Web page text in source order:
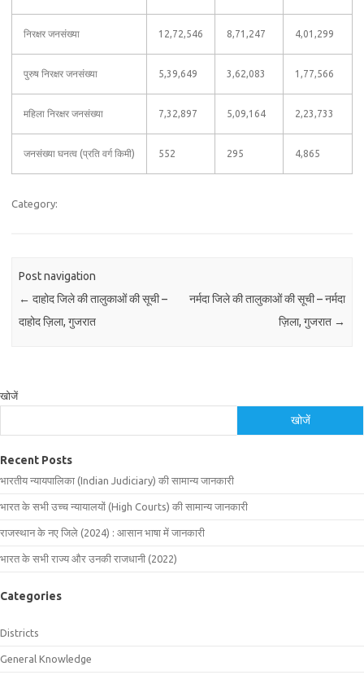
निरक्षर जनसंख्या 12,72,546 8,71,247 4,01,299
पुरुष निरक्षर जनसंख्या 5,39,649 3,62,083 1,77,566
महिला निरक्षर जनसंख्या 7,32,897 5,09,164 2,23,733
जनसंख्या घनत्व (प्रति वर्ग किमी) 552 295 4,865
Category:
Post navigation
← दाहोद जिले की तालुकाओं की सूची –
दाहोद ज़िला, गुजरात
नर्मदा जिले की तालुकाओं की सूची – नर्मदा
ज़िला, गुजरात →
खोजें
खोजें
Recent Posts
भारतीय न्यायपालिका (Indian Judiciary) की सामान्य जानकारी
भारत के सभी उच्च न्यायालयों (High Courts) की सामान्य जानकारी
राजस्थान के नए जिले (2024) : आसान भाषा में जानकारी
भारत के सभी राज्य और उनकी राजधानी (2022)
Categories
Districts
General Knowledge